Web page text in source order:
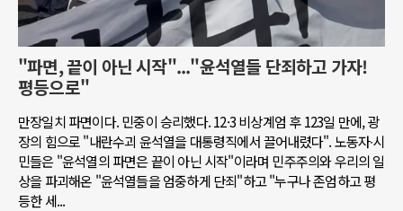
"파면, 끝이 아닌 시작"..."윤석열들 단죄하고 가자!
평등으로"
만장일치 파면이다. 민중이 승리했다. 12·3 비상계엄 후 123일 만에, 광
장의 힘으로 "내란수괴 윤석열을 대통령직에서 끌어내렸다". 노동자∙시
민들은 "윤석열의 파면은 끝이 아닌 시작"이라며 민주주의와 우리의 일
상을 파괴해온 "윤석열들을 엄중하게 단죄"하고 "누구나 존엄하고 평
등한 세...